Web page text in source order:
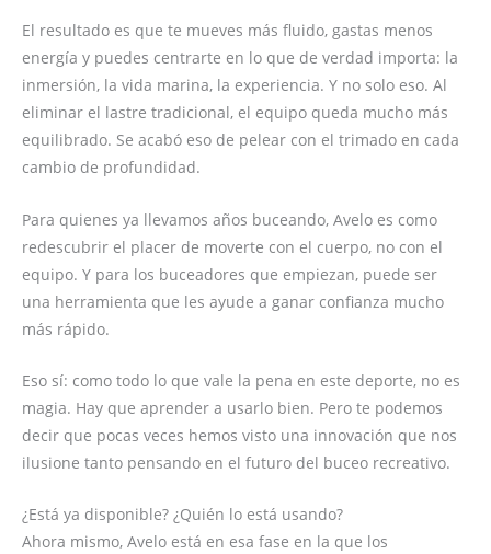
El resultado es que te mueves más fluido, gastas menos
energía y puedes centrarte en lo que de verdad importa: la
inmersión, la vida marina, la experiencia. Y no solo eso. Al
eliminar el lastre tradicional, el equipo queda mucho más
equilibrado. Se acabó eso de pelear con el trimado en cada
cambio de profundidad.
Para quienes ya llevamos años buceando, Avelo es como
redescubrir el placer de moverte con el cuerpo, no con el
equipo. Y para los buceadores que empiezan, puede ser
una herramienta que les ayude a ganar confianza mucho
más rápido.
Eso sí: como todo lo que vale la pena en este deporte, no es
magia. Hay que aprender a usarlo bien. Pero te podemos
decir que pocas veces hemos visto una innovación que nos
ilusione tanto pensando en el futuro del buceo recreativo.
¿Está ya disponible? ¿Quién lo está usando?
Ahora mismo, Avelo está en esa fase en la que los